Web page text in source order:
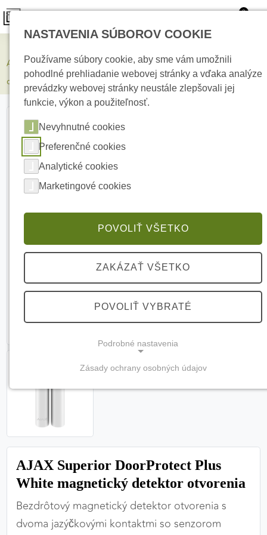
0
AJAX Superior DoorProtect Plus White magnetický detektor
otvorenia
AJAX Superior DoorProtect Plus
White magnetický detektor otvorenia
Bezdrôtový magnetický detektor otvorenia s
dvoma jazýčkovými kontaktmi so senzorom
NASTAVENIA SÚBOROV COOKIE
Používame súbory cookie, aby sme vám umožnili
pohodlné prehliadanie webovej stránky a vďaka analýze
prevádzky webovej stránky neustále zlepšovali jej
funkcie, výkon a použiteľnosť.
Nevyhnutné cookies
Preferenčné cookies
Analytické cookies
Marketingové cookies
POVOLIŤ VŠETKO
ZAKÁZAŤ VŠETKO
POVOLIŤ VYBRATÉ
Podrobné nastavenia
Tieto cookies sú potrebné na správne fungovanie
webovej stránky a bez nich by nebolo možné
zabezpečiť jej plnú funkčnosť.
Nevyhnutné cookies
PREFERENČNÉ COOKIES
Zásady ochrany osobných údajov